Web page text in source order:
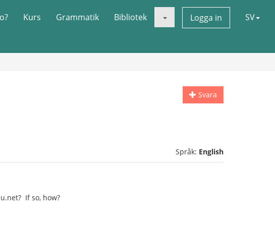
Kurs Grammatik Bibliotek Logga in SV
Svara
Språk: English
If so, how?